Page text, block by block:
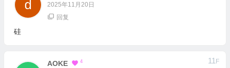
2025年11月20日
回复
硅
AOKE 4 11 F